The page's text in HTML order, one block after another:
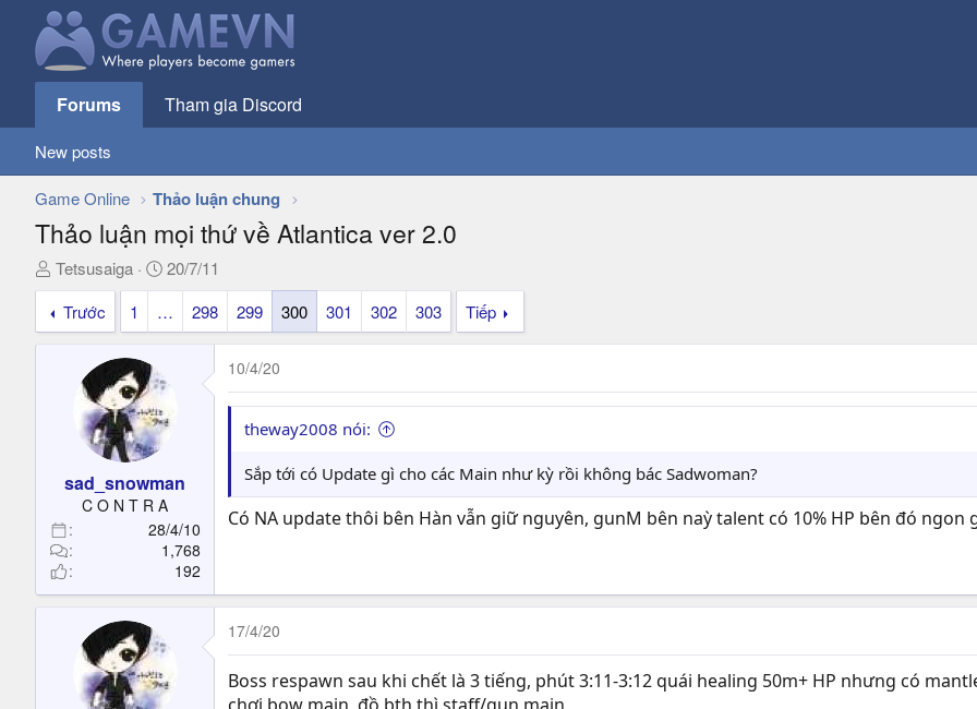
Forums Tham gia Discord
New posts
Game Online Thảo luận chung
Thảo luận mọi thứ về Atlantica ver 2.0
T
h
e
e
r
Tetsusaiga
N
g
à
y
ử
20/7/11
Trước
1 … 298 299 300 301 302 303 Tiếp
sad_snowman
C O N T R A
28/4/10
1,768
192
10/4/20
theway2008 nói:
Sắp tới có Update gì cho các Main như kỳ rồi không bác Sadwoman?
Có NA update thôi bên Hàn vẫn giữ nguyên, gunM bên naỳ talent có 10% HP bên đó ngon
17/4/20
Boss respawn sau khi chết là 3 tiếng, phút 3:11-3:12 quái healing 50m+ HP nhưng có